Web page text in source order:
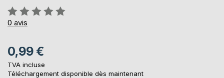
Évaluation:
0%
0 avis
0,99 €
TVA incluse
Téléchargement disponible dès maintenant